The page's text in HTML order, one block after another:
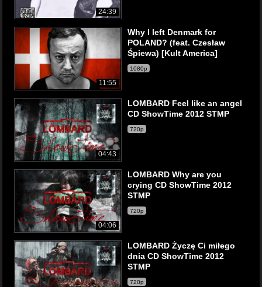
24:39
11:55
Why I left Denmark for
POLAND? (feat. Czesław
Śpiewa) [Kult America]
1080p
04:43
LOMBARD Feel like an angel
CD ShowTime 2012 STMP
720p
04:06
LOMBARD Why are you
crying CD ShowTime 2012
STMP
720p
LOMBARD Życzę Ci miłego
dnia CD ShowTime 2012
STMP
720p